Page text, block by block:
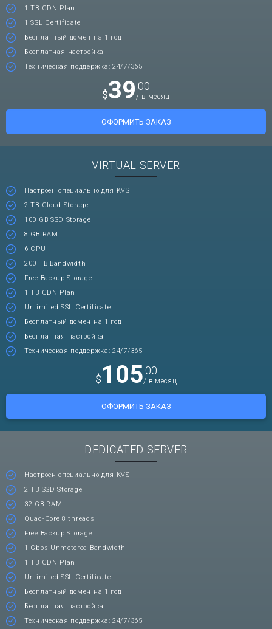
1 TB CDN Plan
1 SSL Certificate
Бесплатный домен на 1 год
Бесплатная настройка
Техническая поддержка: 24/7/365
$39.00
/ в месяц
ОФОРМИТЬ ЗАКАЗ
VIRTUAL SERVER
Настроен специально для KVS
2 TB Cloud Storage
100 GB SSD Storage
8 GB RAM
6 CPU
200 TB Bandwidth
Free Backup Storage
1 TB CDN Plan
Unlimited SSL Certificate
Бесплатный домен на 1 год
Бесплатная настройка
Техническая поддержка: 24/7/365
$105.00
/ в месяц
ОФОРМИТЬ ЗАКАЗ
DEDICATED SERVER
Настроен специально для KVS
2 TB SSD Storage
32 GB RAM
Quad-Core 8 threads
Free Backup Storage
1 Gbps Unmetered Bandwidth
1 TB CDN Plan
Unlimited SSL Certificate
Бесплатный домен на 1 год
Бесплатная настройка
Техническая поддержка: 24/7/365